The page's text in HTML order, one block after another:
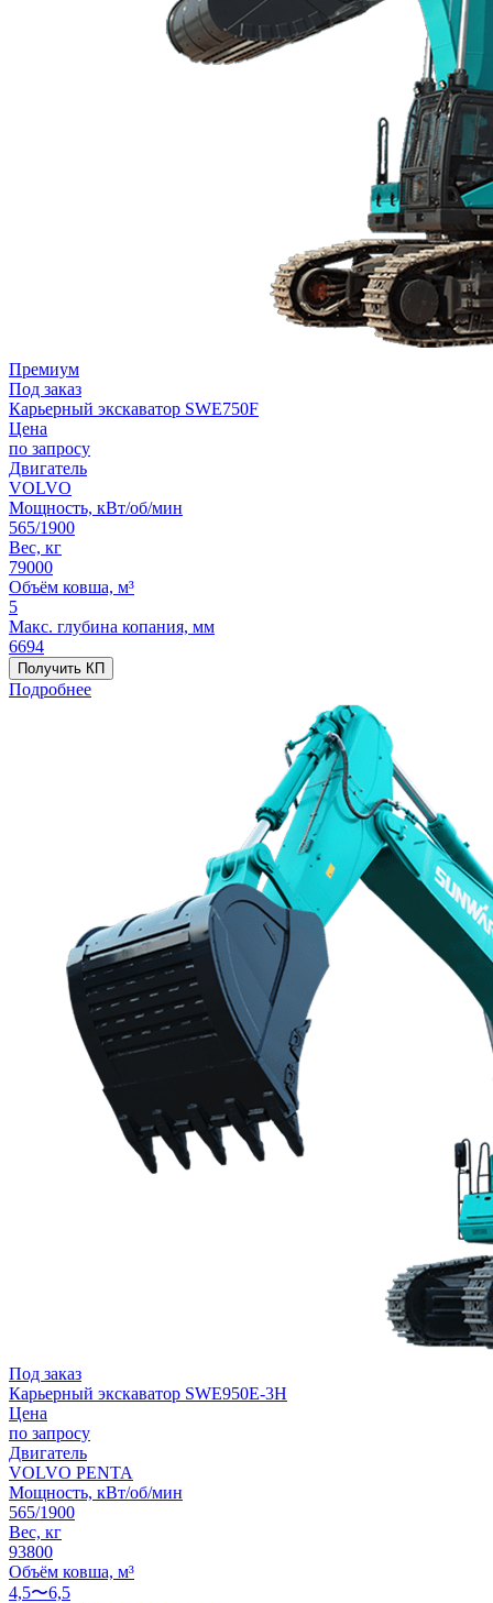
Премиум
Под заказ
Карьерный экскаватор SWE750F
Цена
по запросу
Двигатель
VOLVO
Мощность, кВт/об/мин
565/1900
Вес, кг
79000
Объём ковша, м³
5
Макс. глубина копания, мм
6694
Получить КП
Подробнее
Под заказ
Карьерный экскаватор SWE950E-3H
Цена
по запросу
Двигатель
VOLVO PENTA
Мощность, кВт/об/мин
565/1900
Вес, кг
93800
Объём ковша, м³
4,5〜6,5